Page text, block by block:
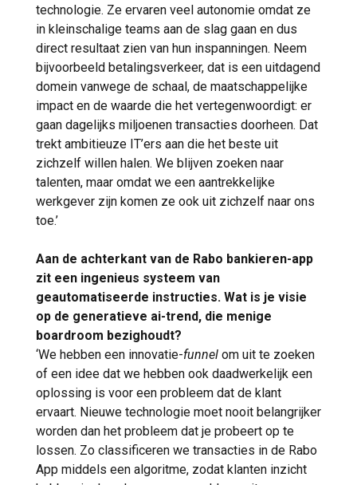
technologie. Ze ervaren veel autonomie omdat ze
in kleinschalige teams aan de slag gaan en dus
direct resultaat zien van hun inspanningen. Neem
bijvoorbeeld betalingsverkeer, dat is een uitdagend
domein vanwege de schaal, de maatschappelijke
impact en de waarde die het vertegenwoordigt: er
gaan dagelijks miljoenen transacties doorheen. Dat
trekt ambitieuze IT’ers aan die het beste uit
zichzelf willen halen. We blijven zoeken naar
talenten, maar omdat we een aantrekkelijke
werkgever zijn komen ze ook uit zichzelf naar ons
toe.’
Aan de achterkant van de Rabo bankieren-app
zit een ingenieus systeem van
geautomatiseerde instructies. Wat is je visie
op de generatieve ai-trend, die menige
boardroom bezighoudt?
‘We hebben een innovatie-funnel om uit te zoeken
of een idee dat we hebben ook daadwerkelijk een
oplossing is voor een probleem dat de klant
ervaart. Nieuwe technologie moet nooit belangrijker
worden dan het probleem dat je probeert op te
lossen. Zo classificeren we transacties in de Rabo
App middels een algoritme, zodat klanten inzicht